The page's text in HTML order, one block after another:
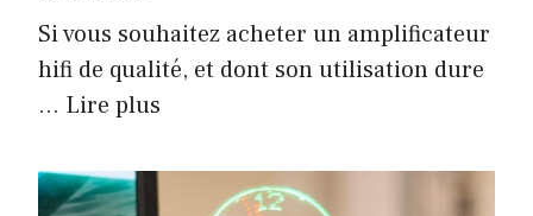
Si vous souhaitez acheter un amplificateur
hifi de qualité, et dont son utilisation dure
… Lire plus